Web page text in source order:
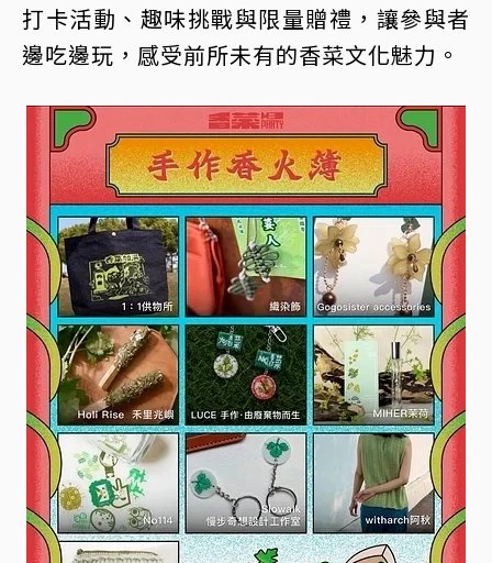
打卡活動、趣味挑戰與限量贈禮，讓參與者
邊吃邊玩，感受前所未有的香菜文化魅力。